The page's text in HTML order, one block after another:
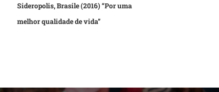
Sideropolis, Brasile (2016) “Por uma
melhor qualidade de vida”